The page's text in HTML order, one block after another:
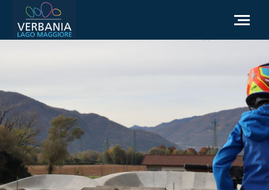
Cómo llegar
Punto de información turística
El tiempo
Podemos ayudarte?
Ir al sitio web oficial